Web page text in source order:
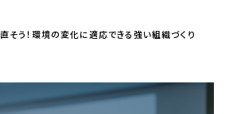
そう！環境の変化に適応できる強い組織づくり